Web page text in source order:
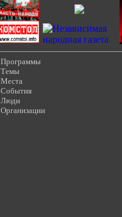
Программы
Темы
Места
События
Люди
Организации